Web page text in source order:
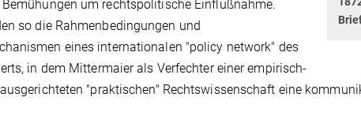
um rechtspolitische Einflußnahme.
so die Rahmenbedingungen und
eines internationalen "policy network" des
in dem Mittermaier als Verfechter einer empirisch-
"praktischen" Rechtswissenschaft eine